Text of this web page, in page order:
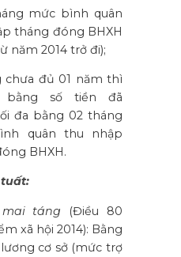
mức bình quân
tháng đóng BHXH
năm 2014 trở đi);
chưa đủ 01 năm thì
bằng số tiền đã
đa bằng 02 tháng
quân thu nhập
BHXH.
tuất:
táng (Điều 80
xã hội 2014): Bằng
cơ sở (mức trợ